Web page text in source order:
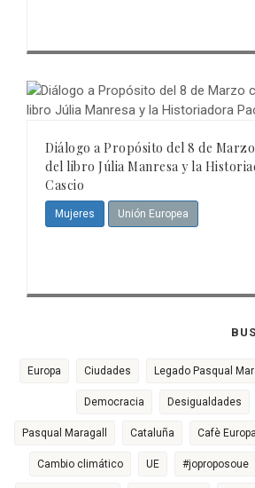
Diálogo a Propósito del 8 de
del libro Júlia Manresa y la
Cascio
Mujeres Unión Europea
Europa Ciudades Legado Pasqual
Democracia Desigualdades
Pasqual Maragall Cataluña Cafè Europa
Cambio climático UE #joproposoue